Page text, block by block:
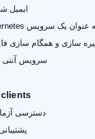
ایمیل
سازی و همگام سازی
سرویس آنتی
دسترسی